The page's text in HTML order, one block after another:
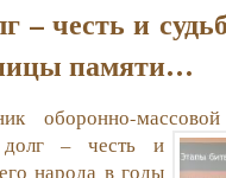
– честь и
памяти…
оборонно-
– честь и
народа в годы